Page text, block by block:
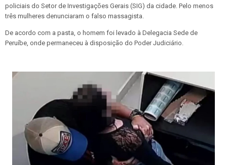
policiais do Setor de Investigações Gerais (SIG) da cidade. Pelo menos
três mulheres denunciaram o falso massagista.
De acordo com a pasta, o homem foi levado à Delegacia Sede de
Peruíbe, onde permaneceu à disposição do Poder Judiciário.